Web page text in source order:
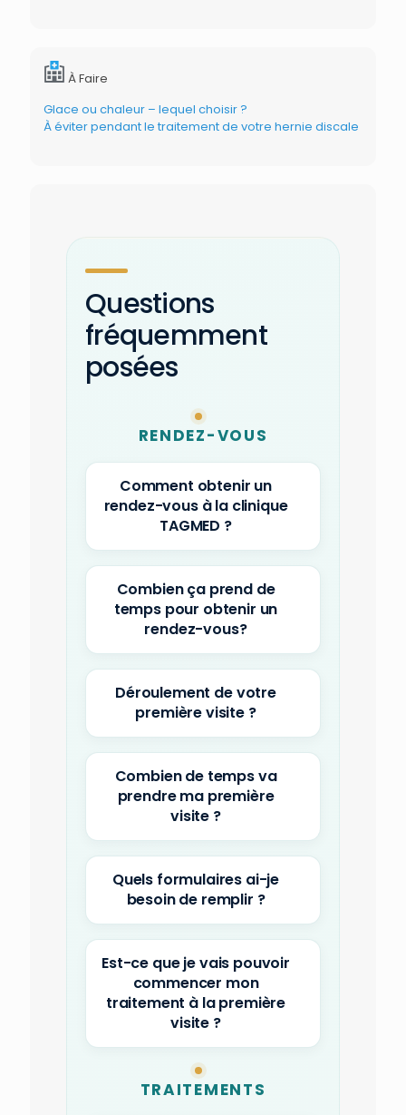
À Faire
Glace ou chaleur – lequel choisir ?
À éviter pendant le traitement de votre hernie discale
Questions
fréquemment
posées
RENDEZ-VOUS
Comment obtenir un
rendez-vous à la clinique
TAGMED ?
Combien ça prend de
temps pour obtenir un
rendez-vous?
Déroulement de votre
première visite ?
Combien de temps va
prendre ma première
visite ?
Quels formulaires ai-je
besoin de remplir ?
Est-ce que je vais pouvoir
commencer mon
traitement à la première
visite ?
TRAITEMENTS